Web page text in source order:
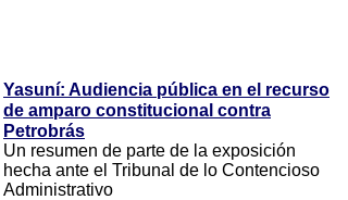
Yasuní: Audiencia pública en el recurso
de amparo constitucional contra
Petrobrás
Un resumen de parte de la exposición
hecha ante el Tribunal de lo Contencioso
Administrativo